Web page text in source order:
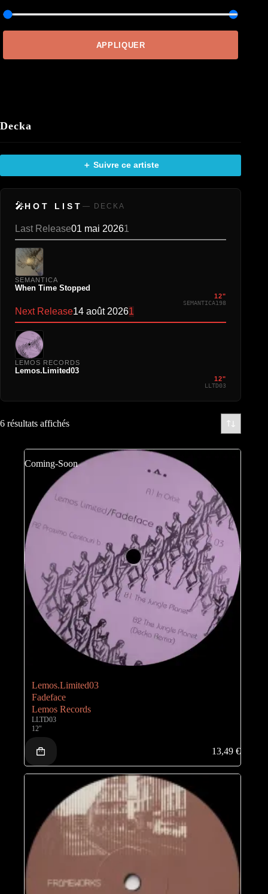
Decka
＋ Suivre ce artiste
🎤HOT LIST — DECKA
Last Release01 mai 20261
SEMANTICA
When Time Stopped
12"
SEMANTICA198
Next Release14 août 20261
LEMOS RECORDS
Lemos.Limited03
12"
LLTD03
6 résultats affichés
Coming-Soon
Lemos.Limited03
Fadeface
Lemos Records
LLTD03
12"
13,49€
APPLIQUER